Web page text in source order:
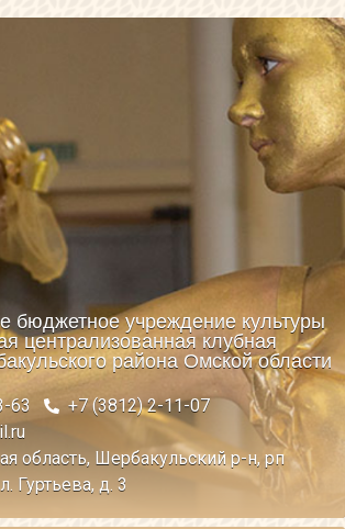
бюджетное учреждение культуры
централизованная клубная
района Омской области
63
+7 (3812) 2-11-07
область, Шербакульский р-н, рп
Гуртьева, д. 3